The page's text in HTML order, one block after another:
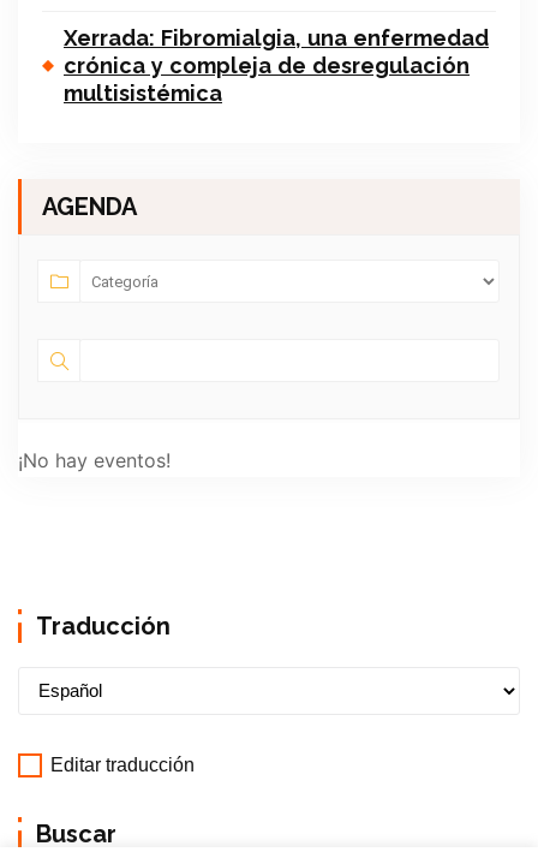
Xerrada: Fibromialgia, una enfermedad
crónica y compleja de desregulación
multisistémica
AGENDA
¡No hay eventos!
Traducción
Editar traducción
Buscar